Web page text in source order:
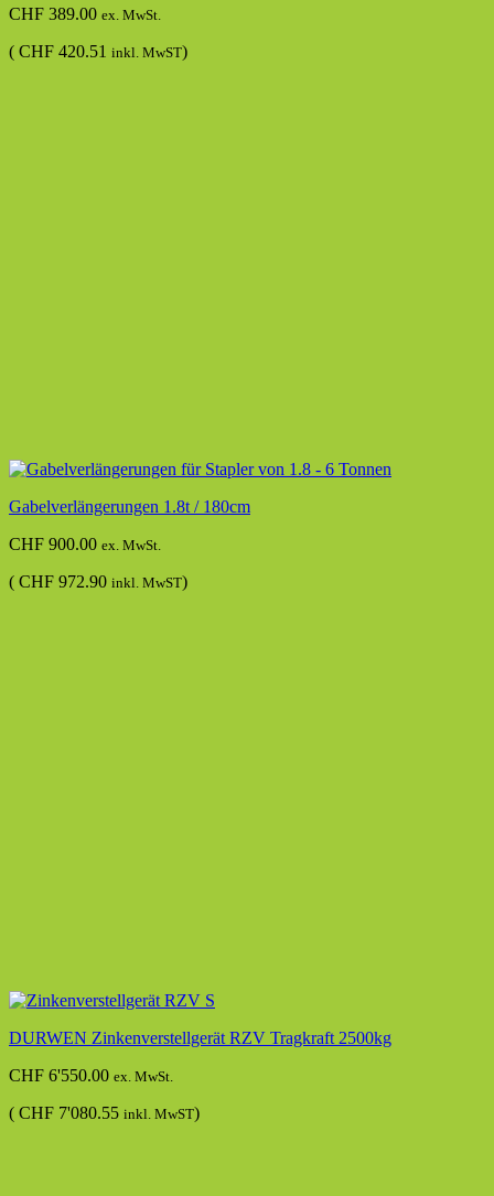
CHF 389.00 ex. MwSt.
( CHF 420.51 inkl. MwST)
Gabelverlängerungen 1.8t / 180cm
CHF 900.00 ex. MwSt.
( CHF 972.90 inkl. MwST)
DURWEN Zinkenverstellgerät RZV Tragkraft 2500kg
CHF 6'550.00 ex. MwSt.
( CHF 7'080.55 inkl. MwST)